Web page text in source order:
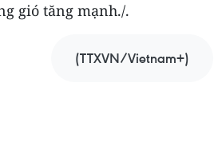
gió tăng mạnh./.
(TTXVN/Vietnam+)